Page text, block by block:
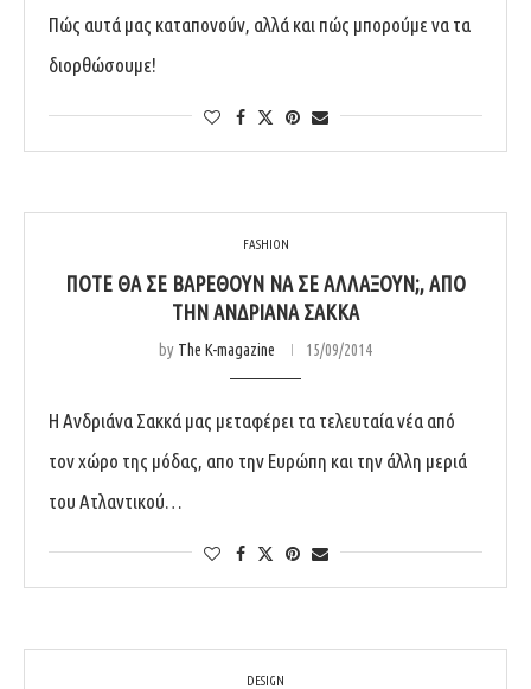
Πώς αυτά μας καταπονούν, αλλά και πώς μπορούμε να τα
διορθώσουμε!
FASHION
ΠΌΤΕ ΘΑ ΣΕ ΒΑΡΕΘΟΎΝ ΝΑ ΣΕ ΑΛΛΆΞΟΥΝ;, ΑΠΌ
ΤΗΝ ΑΝΔΡΙΆΝΑ ΣΑΚΚΆ
by The K-magazine 15/09/2014
Η Ανδριάνα Σακκά μας μεταφέρει τα τελευταία νέα από
τον χώρο της μόδας, απο την Ευρώπη και την άλλη μεριά
του Ατλαντικού…
DESIGN